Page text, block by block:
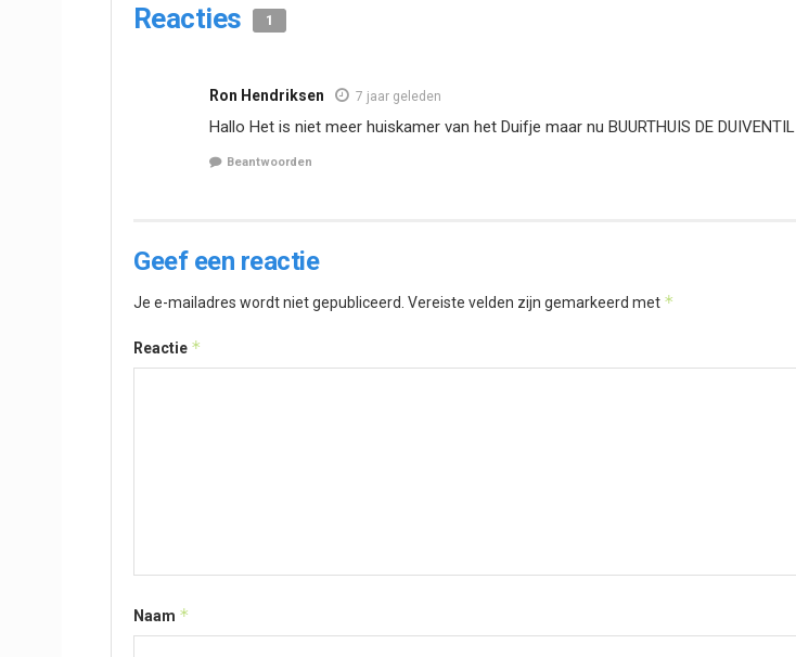
Reacties 1
Ron Hendriksen 7 jaar geleden
Hallo Het is niet meer huiskamer van het Duifje maar nu BUURTHUIS DE DUIVENTIL
Beantwoorden
Geef een reactie
Je e-mailadres wordt niet gepubliceerd. Vereiste velden zijn gemarkeerd met *
Reactie *
Naam *